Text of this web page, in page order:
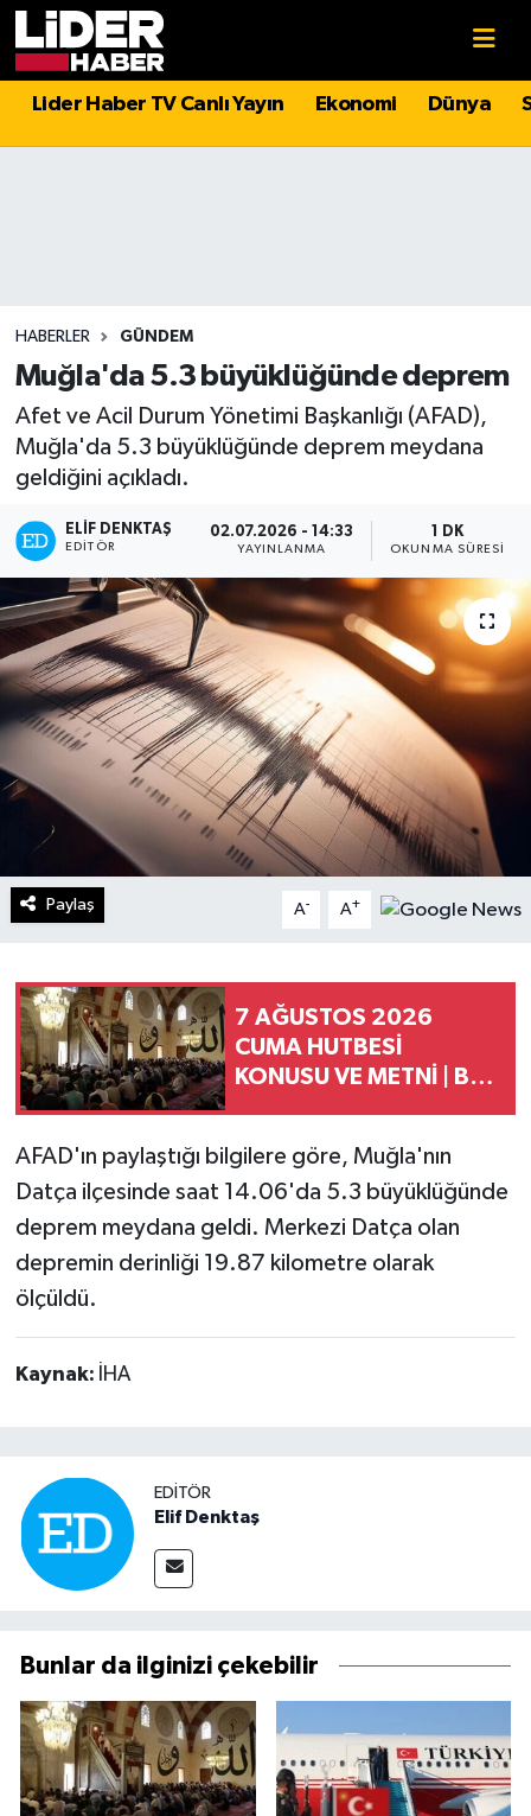
Lider Haber TV Canlı Yayın Ekonomi Dünya
HABERLER GÜNDEM
Muğla'da 5.3 büyüklüğünde deprem
Afet ve Acil Durum Yönetimi Başkanlığı (AFAD),
Muğla'da 5.3 büyüklüğünde deprem meydana
geldiğini açıkladı.
ELIF DENKTAŞ
EDITÖR
02.07.2026 - 14:33
YAYINLANMA
1 DK
OKUNMA SÜRESI
Paylaş A- A+
7 AĞUSTOS 2026
CUMA HUTBESİ
KONUSU VE METNİ | Bu
AFAD'ın paylaştığı bilgilere göre, Muğla'nın
Datça ilçesinde saat 14.06'da 5.3 büyüklüğünde
deprem meydana geldi. Merkezi Datça olan
depremin derinliği 19.87 kilometre olarak
ölçüldü.
Kaynak: İHA
EDITÖR
Elif Denktaş
Bunlar da ilginizi çekebilir
Politika
Magazin
Spor
Sağlık
Turizm
Kültür - Sanat
Lider Haber TV Canlı Yayın izle
Hava Durumu
Süper Lig Puan Durumu ve Fikstür
Tüm Manşetler
Son Dakika Haberleri